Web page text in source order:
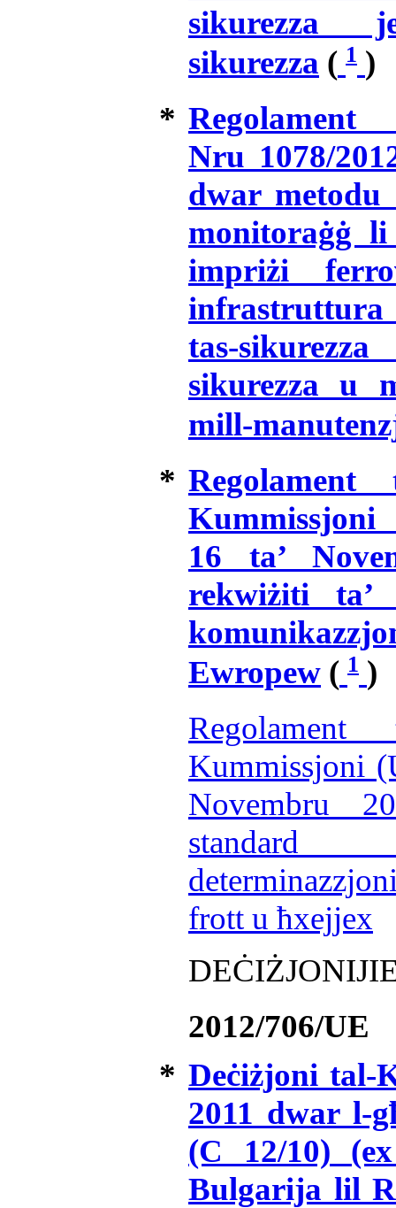
sikurezza
sikurezza ( 1 )
*
Nru 1078/
dwar metodu
monitoraġġ
impriżi
tas-
sikurezza u
mill-
*
16 ta’
rekwiżiti ta’
Ewropew ( 1 )
Kummissjoni
Novembru
standard
frott u ħxejjex
2012/706/UE
* Deċiżjoni tal-
2011 dwar l-
(C 12/10)
Bulgarija lil